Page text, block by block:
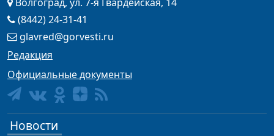
Волгоград, ул. 7-я Гвардейская, 14
(8442) 24-31-41
glavred@gorvesti.ru
Редакция
Официальные документы
Новости